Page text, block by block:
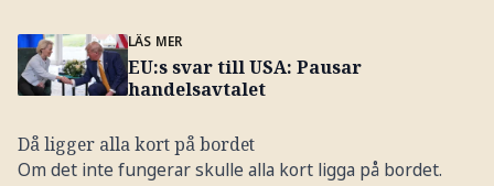
LÄS MER
EU:s svar till USA: Pausar
handelsavtalet
Då ligger alla kort på bordet
Om det inte fungerar skulle alla kort ligga på bordet.